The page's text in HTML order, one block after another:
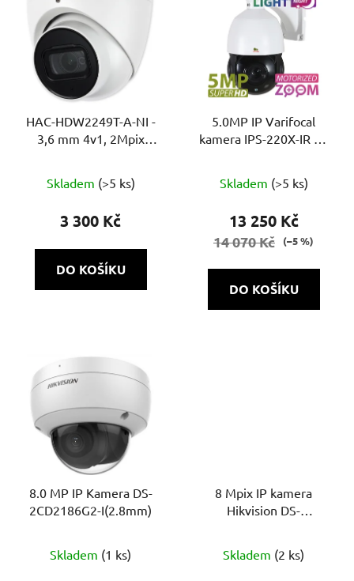
HAC-HDW2249T-A-NI -
3,6 mm 4v1, 2Mpix
Skladem (>5 ks)
3 300 Kč
DO KOŠÍKU
5.0MP IP Varifocal
kamera IPS-220X-IR SE
Skladem (>5 ks)
13 250 Kč
14 070 Kč (–5 %)
DO KOŠÍKU
8.0 MP IP Kamera DS-
2CD2186G2-I(2.8mm)
Skladem (1 ks)
8 Mpix IP kamera
Hikvision DS-
WDR, AcuSense
Skladem (2 ks)